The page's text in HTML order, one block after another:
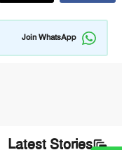
Join WhatsApp